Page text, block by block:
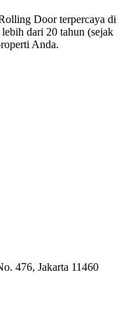
Door terpercaya di
dari 20 tahun (sejak
Anda.
476, Jakarta 11460